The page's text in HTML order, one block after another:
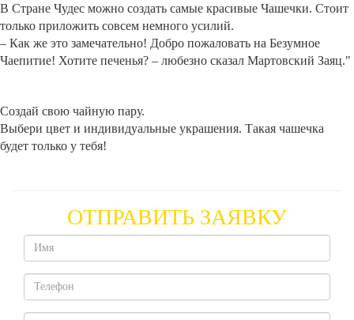
В Стране Чудес можно создать самые красивые Чашечки. Стоит
только приложить совсем немного усилий.
– Как же это замечательно! Добро пожаловать на Безумное
Чаепитие! Хотите печенья? – любезно сказал Мартовский Заяц."
Создай свою чайную пару.
Выбери цвет и индивидуальные украшения. Такая чашечка
будет только у тебя!
ОТПРАВИТЬ ЗАЯВКУ